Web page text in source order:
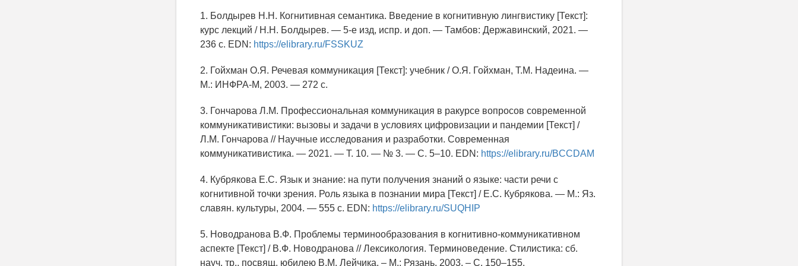
1. Болдырев Н.Н. Когнитивная семантика. Введение в когнитивную лингвистику [Текст]:
курс лекций / Н.Н. Болдырев. — 5-е изд, испр. и доп. — Тамбов: Державинский, 2021. —
236 с. EDN: https://elibrary.ru/FSSKUZ
2. Гойхман О.Я. Речевая коммуникация [Текст]: учебник / О.Я. Гойхман, Т.М. Надеина. —
М.: ИНФРА-М, 2003. — 272 с.
3. Гончарова Л.М. Профессиональная коммуникация в ракурсе вопросов современной
коммуникативистики: вызовы и задачи в условиях цифровизации и пандемии [Текст] /
Л.М. Гончарова // Научные исследования и разработки. Современная
коммуникативистика. — 2021. — Т. 10. — № 3. — С. 5–10. EDN: https://elibrary.ru/BCCDAM
4. Кубрякова Е.С. Язык и знание: на пути получения знаний о языке: части речи с
когнитивной точки зрения. Роль языка в познании мира [Текст] / Е.С. Кубрякова. — М.: Яз.
славян. культуры, 2004. — 555 с. EDN: https://elibrary.ru/SUQHIP
5. Новодранова В.Ф. Проблемы терминообразования в когнитивно-коммуникативном
аспекте [Текст] / В.Ф. Новодранова // Лексикология. Терминоведение. Стилистика: cб.
науч. тр., посвящ. юбилею В.М. Лейчика. – М.: Рязань, 2003. – С. 150–155.